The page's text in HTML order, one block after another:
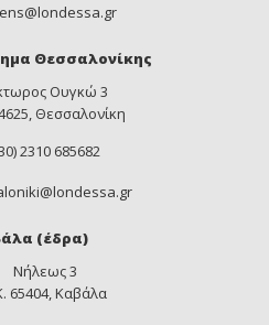
Θεσσαλονίκης
Ουγκώ 3
Θεσσαλονίκη
2310 685682
(έδρα)
Νήλεως 3
65404, Καβάλα